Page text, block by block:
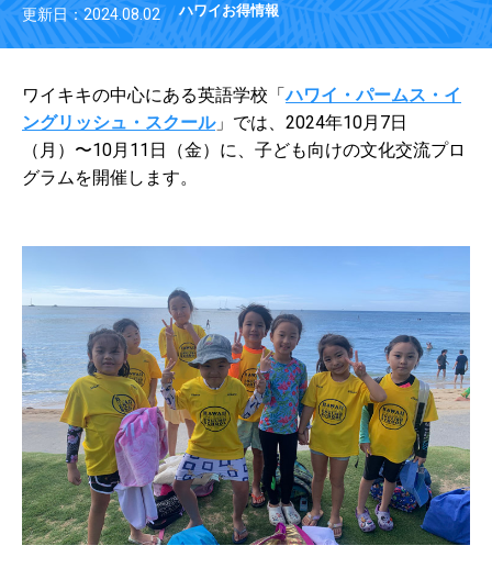
更新日：2024.08.02 ハワイお得情報
ワイキキの中心にある英語学校「ハワイ・パームス・イ
ングリッシュ・スクール」では、2024年10月7日
（月）〜10月11日（金）に、子ども向けの文化交流プロ
グラムを開催します。